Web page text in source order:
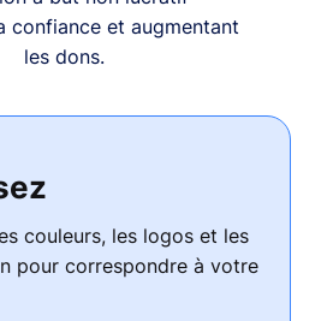
confiance et augmentant
les dons.
couleurs, les logos et les
pour correspondre à votre